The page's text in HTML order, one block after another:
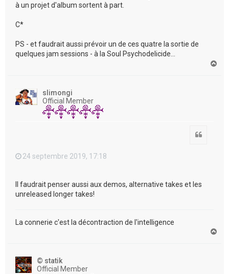
à un projet d'album sortent à part.
C*
PS - et faudrait aussi prévoir un de ces quatre la sortie de
quelques jam sessions - à la Soul Psychodelicide...
slimongi
Official Member
24 septembre 2019, 17:18
Il faudrait penser aussi aux demos, alternative takes et les
unreleased longer takes!
La connerie c'est la décontraction de l'intelligence
© statik
Official Member